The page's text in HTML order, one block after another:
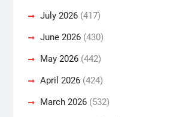
July 2026(417)
June 2026(430)
May 2026(442)
April 2026(424)
March 2026(532)